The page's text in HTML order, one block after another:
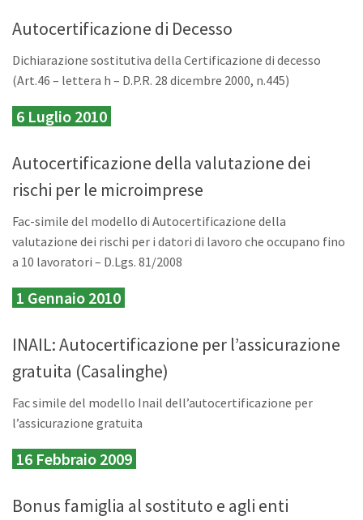
Autocertificazione di Decesso
Dichiarazione sostitutiva della Certificazione di decesso
(Art.46 – lettera h – D.P.R. 28 dicembre 2000, n.445)
6 Luglio 2010
Autocertificazione della valutazione dei
rischi per le microimprese
Fac-simile del modello di Autocertificazione della
valutazione dei rischi per i datori di lavoro che occupano fino
a 10 lavoratori – D.Lgs. 81/2008
1 Gennaio 2010
INAIL: Autocertificazione per l’assicurazione
gratuita (Casalinghe)
Fac simile del modello Inail dell’autocertificazione per
l’assicurazione gratuita
16 Febbraio 2009
Bonus famiglia al sostituto e agli enti